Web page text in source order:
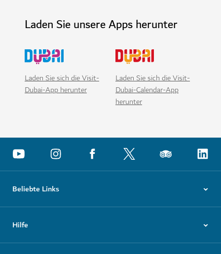
Laden Sie unsere Apps herunter
Laden Sie sich die Visit-
Dubai-App herunter
Laden Sie sich die Visit-
Dubai-Calendar-App
herunter
Beliebte Links
Hilfe